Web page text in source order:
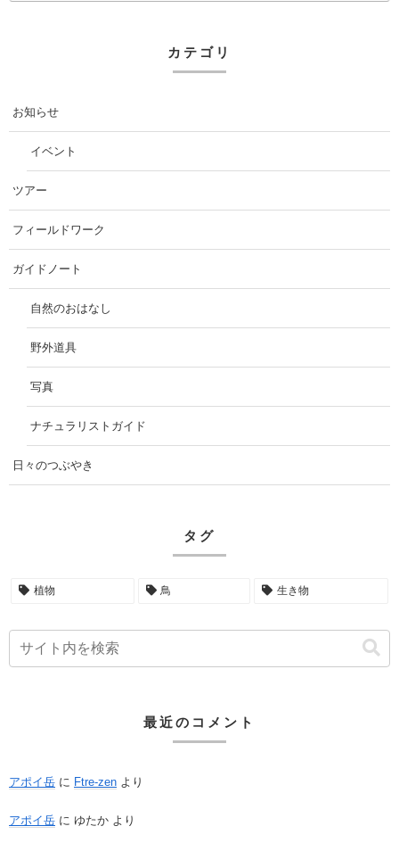
カテゴリ
お知らせ
イベント
ツアー
フィールドワーク
ガイドノート
自然のおはなし
野外道具
写真
ナチュラリストガイド
日々のつぶやき
タグ
植物 鳥 生き物
最近のコメント
アポイ岳 に Ftre-zen より
アポイ岳 に ゆたか より